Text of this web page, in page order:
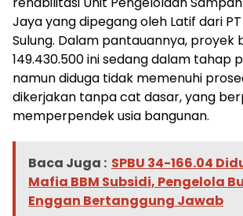
Jaya yang dipegang oleh Latif dari
Sulung. Dalam pantauannya, proyek
149.430.500 ini sedang dalam tahap
namun diduga tidak memenuhi
dikerjakan tanpa cat dasar, yang
memperpendek usia bangunan.
Baca Juga : SPBU 34-166.04
Mafia BBM Subsidi, Pengelola
Enggan Bertanggung Jawab